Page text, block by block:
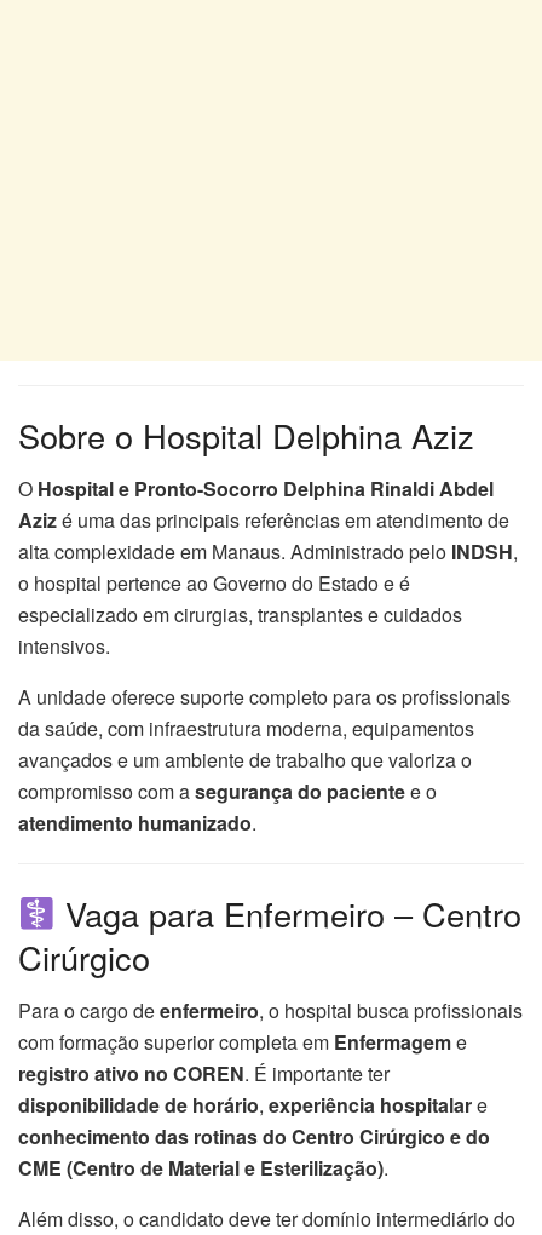
Sobre o Hospital Delphina Aziz
O Hospital e Pronto-Socorro Delphina Rinaldi Abdel
Azizé uma das principais referências em atendimento de
alta complexidade em Manaus. Administrado pelo INDSH,
o hospital pertence ao Governo do Estado e é
especializado em cirurgias, transplantes e cuidados
intensivos.
A unidade oferece suporte completo para os profissionais
da saúde, com infraestrutura moderna, equipamentos
avançados e um ambiente de trabalho que valoriza o
compromisso com asegurança do pacientee o
atendimento humanizado.
Vaga para Enfermeiro – Centro
Cirúrgico
Para o cargo deenfermeiro, o hospital busca profissionais
com formação superior completa em Enfermageme
registro ativo no COREN. É importante ter
disponibilidade de horário, experiência hospitalare
conhecimento das rotinas do Centro Cirúrgico e do
CME (Centro de Material e Esterilização).
Além disso, o candidato deve ter domínio intermediário do